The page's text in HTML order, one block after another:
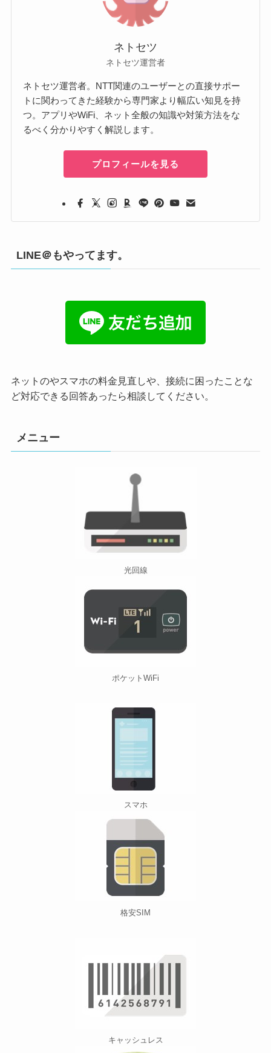
ネトセツ
ネトセツ運営者
ネトセツ運営者。NTT関連のユーザーとの直接サポー
トに関わってきた経験から専門家より幅広い知見を持
つ。アプリやWiFi、ネット全般の知識や対策方法をな
るべく分かりやすく解説します。
プロフィールを見る
LINE＠もやってます。
ネットのやスマホの料金見直しや、接続に困ったことな
ど対応できる回答あったら相談してください。
メニュー
光回線
ポケットWiFi
スマホ
格安SIM
キャッシュレス